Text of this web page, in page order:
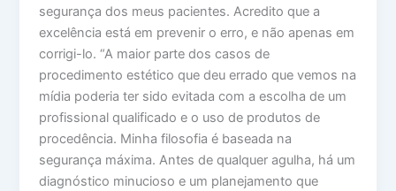
segurança dos meus pacientes. Acredito que a
excelência está em prevenir o erro, e não apenas em
corrigi-lo. “A maior parte dos casos de
procedimento estético que deu errado que vemos na
mídia poderia ter sido evitada com a escolha de um
profissional qualificado e o uso de produtos de
procedência. Minha filosofia é baseada na
segurança máxima. Antes de qualquer agulha, há um
diagnóstico minucioso e um planejamento que